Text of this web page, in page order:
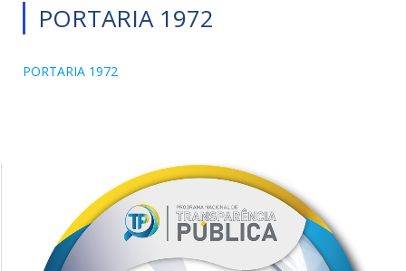
PORTARIA 1972
PORTARIA 1972